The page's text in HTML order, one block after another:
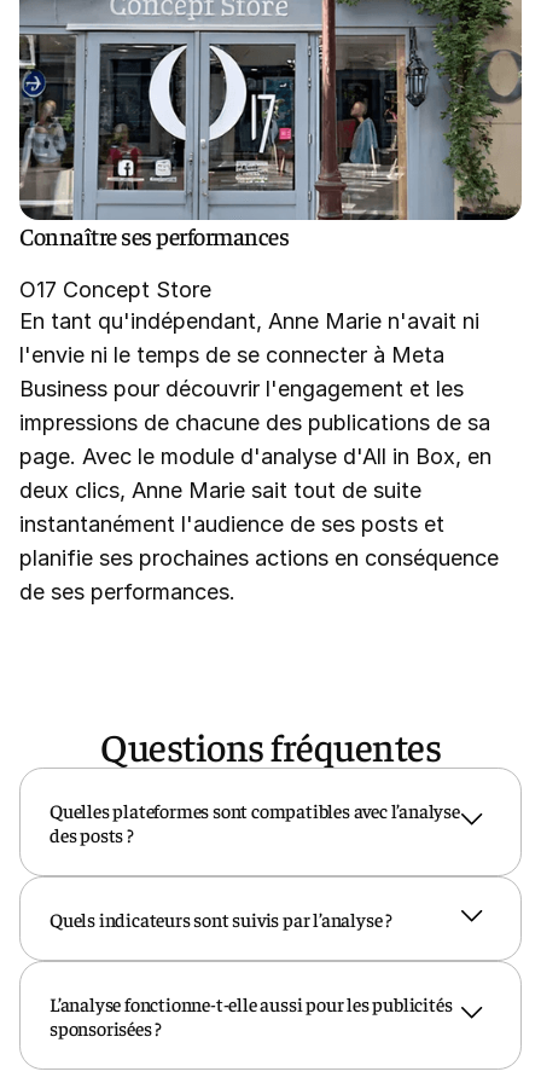
Connaître ses performances
O17 Concept Store
En tant qu'indépendant, Anne Marie n'avait ni
l'envie ni le temps de se connecter à Meta
Business pour découvrir l'engagement et les
impressions de chacune des publications de sa
page. Avec le module d'analyse d'All in Box, en
deux clics, Anne Marie sait tout de suite
instantanément l'audience de ses posts et
planifie ses prochaines actions en conséquence
de ses performances.
Questions fréquentes
Quelles plateformes sont compatibles avec l’analyse
des posts ?
Facebook, Instagram, TikTok et
LinkedIn. Vous pouvez centraliser vos
vos comptes, quel que soit le réseau.
Quels indicateurs sont suivis par l’analyse ?
performance : portée, impressions, taux
d’engagement, clics, partages,
commentaires, croissance de la
L’analyse fonctionne-t-elle aussi pour les publicités
sponsorisées ?